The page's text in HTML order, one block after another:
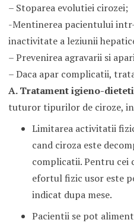
– Stoparea evolutiei cirozei;
-Mentinerea pacientului
inactivitate a leziunii
– Prevenirea agravarii si
– Daca apar complicatii,
A. Tratament igieno-
tuturor tipurilor de ciroze,
Limitarea activitatii
cand ciroza este
complicatii. Pentru cei
efortul fizic usor este
indicat dupa mese.
Pacientii se pot